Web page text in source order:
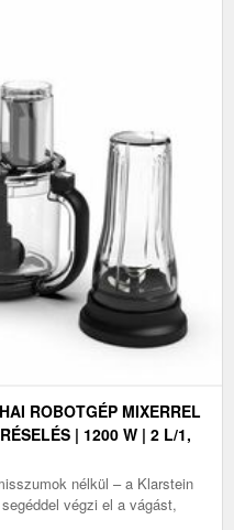
ROBOTGÉP MIXERREL
| 1200 W | 2 L/1,
nélkül – a Klarstein
végzi el a vágást,